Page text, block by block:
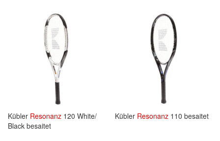
Kübler Resonanz 120 White/
Black besaitet
Kübler Resonanz 110 besaitet